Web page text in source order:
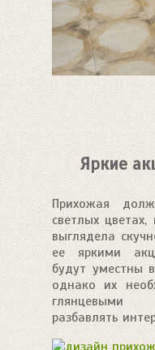
Яркие
Прихожая
светлых
выглядела
ее яркими
будут уместны
однако их
глянцевыми
разбавлять